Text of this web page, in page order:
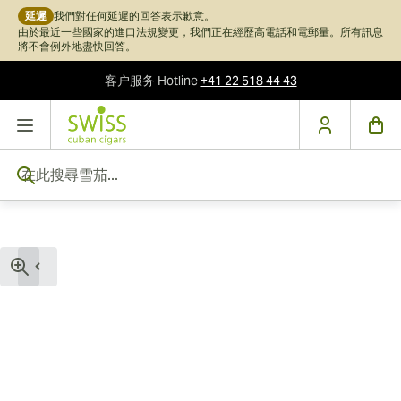
延遲 我們對任何延遲的回答表示歉意。
由於最近一些國家的進口法規變更，我們正在經歷高電話和電郵量。所有訊息
將不會例外地盡快回答。
客户服务 Hotline+41 22 518 44 43